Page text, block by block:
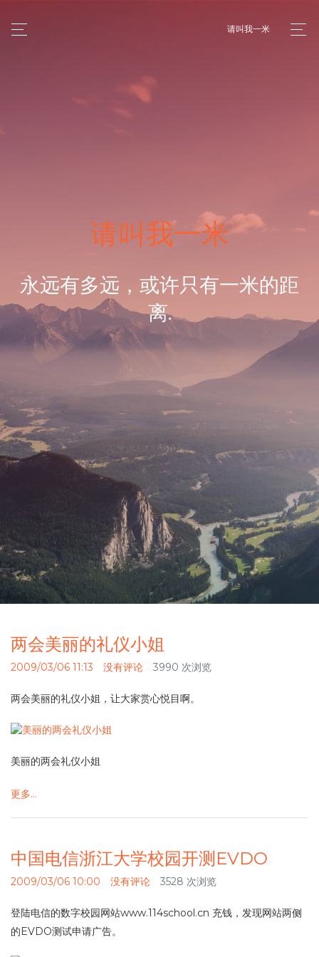
请叫我一米
请叫我一米
永远有多远，或许只有一米的距
离.
两会美丽的礼仪小姐
2009/03/06 11:13 没有评论 3990 次浏览
两会美丽的礼仪小姐，让大家赏心悦目啊。
美丽的两会礼仪小姐
更多…
中国电信浙江大学校园开测EVDO
2009/03/06 10:00 没有评论 3528 次浏览
登陆电信的数字校园网站www.114school.cn 充钱，发现网站两侧
的EVDO测试申请广告。